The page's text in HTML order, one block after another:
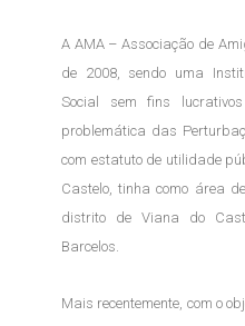
A AMA – Associação de
de 2008, sendo uma
Social sem fins
problemática das
com estatuto de utilidade
Castelo, tinha como área
distrito de Viana do
Barcelos.
Mais recentemente, com o